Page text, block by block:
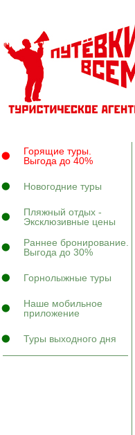
Горящие туры.
Выгода до 40%
Новогодние туры
Пляжный отдых -
Эксклюзивные цены
Раннее бронирование.
Выгода до 30%
Горнолыжные туры
Наше мобильное
приложение
Туры выходного дня